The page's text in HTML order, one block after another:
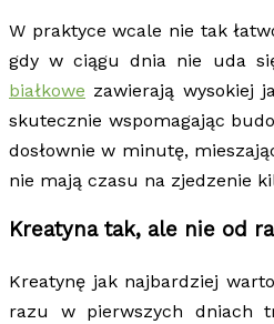
W praktyce wcale nie tak
gdy w ciągu dnia nie uda
białkowe zawierają wysokiej
skutecznie wspomagając
dosłownie w minutę,
nie mają czasu na zjedzenie
Kreatyna tak, ale nie od
Kreatynę jak najbardziej
razu w pierwszych dniach